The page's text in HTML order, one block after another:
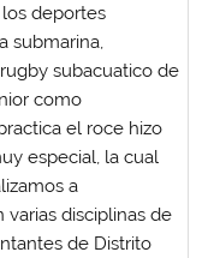
deportes
submarina,
subacuatico de
como
el roce hizo
especial, la cual
a
disciplinas de
de Distrito